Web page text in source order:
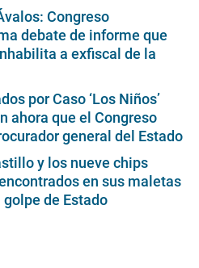
Congreso
debate de informe que
a exfiscal de la
por Caso ‘Los Niños’
ahora que el Congreso
general del Estado
y los nueve chips
en sus maletas
de Estado